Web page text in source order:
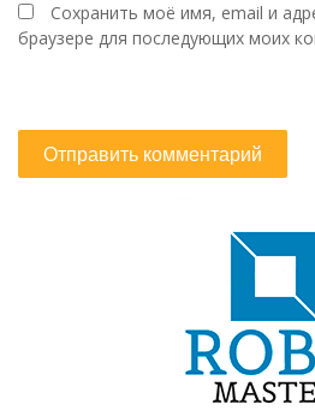
Сохранить моё имя, email и
браузере для последующих моих